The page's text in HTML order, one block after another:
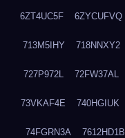
6ZT4UC5F 6ZYCUFVQ
713M5IHY 718NNXY2
727P972L 72FW37AL
73VKAF4E 740HGIUK
74FGRN3A 7612HD1B